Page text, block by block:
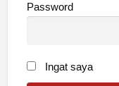
Password
Ingat saya